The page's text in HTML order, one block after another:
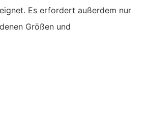
Es erfordert außerdem nur
Größen und